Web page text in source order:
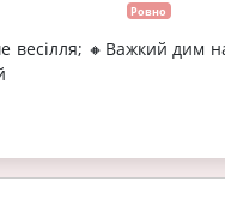
Ровно
весілля; 🔸Важкий дим